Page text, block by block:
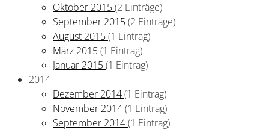
Oktober 2015(2 Einträge)
September 2015(2 Einträge)
August 2015(1 Eintrag)
März 2015(1 Eintrag)
Januar 2015(1 Eintrag)
2014
Dezember 2014(1 Eintrag)
November 2014(1 Eintrag)
September 2014(1 Eintrag)